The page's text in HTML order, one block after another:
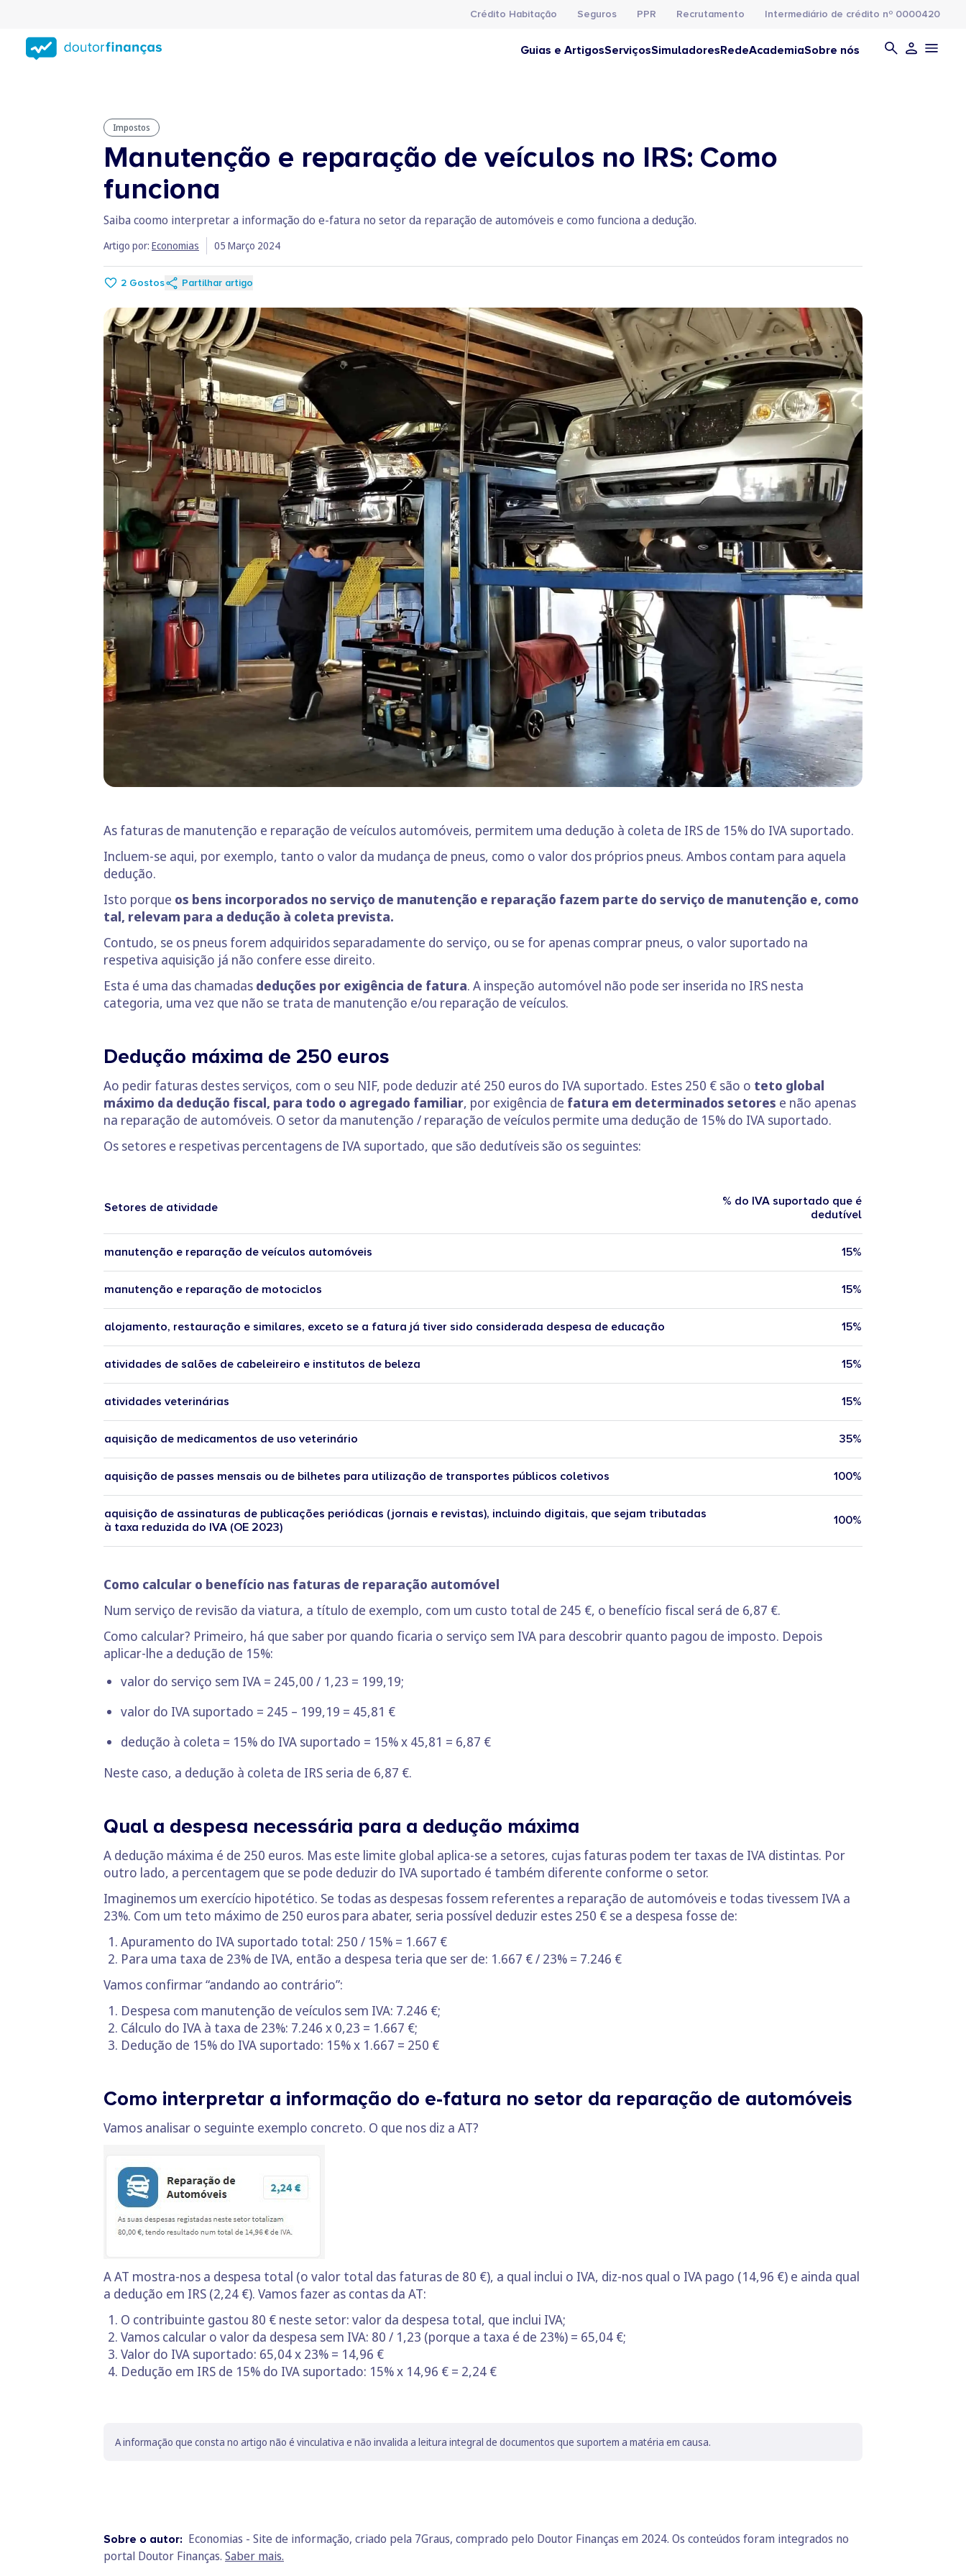
conteúdo
principal
Crédito Habitação Seguros PPR Recrutamento Intermediário de crédito nº 0000420
Guias e ArtigosServiçosSimuladoresRedeAcademiaSobre nós
Impostos
Manutenção e reparação de veículos no IRS: Como
funciona
Saiba coomo interpretar a informação do e-fatura no setor da reparação de automóveis e como funciona a dedução.
Artigo por: Economias 05 Março 2024
2 Gostos Partilhar artigo
As faturas de manutenção e reparação de veículos automóveis, permitem uma dedução à coleta de IRS de 15% do IVA suportado.
Incluem-se aqui, por exemplo, tanto o valor da mudança de pneus, como o valor dos próprios pneus. Ambos contam para aquela
dedução.
Isto porque os bens incorporados no serviço de manutenção e reparação fazem parte do serviço de manutenção e, como
tal, relevam para a dedução à coleta prevista.
Contudo, se os pneus forem adquiridos separadamente do serviço, ou se for apenas comprar pneus, o valor suportado na
respetiva aquisição já não confere esse direito.
Esta é uma das chamadas deduções por exigência de fatura. A inspeção automóvel não pode ser inserida no IRS nesta
categoria, uma vez que não se trata de manutenção e/ou reparação de veículos.
Dedução máxima de 250 euros
Ao pedir faturas destes serviços, com o seu NIF, pode deduzir até 250 euros do IVA suportado. Estes 250 € são o teto global
máximo da dedução fiscal, para todo o agregado familiar, por exigência de fatura em determinados setores e não apenas
na reparação de automóveis. O setor da manutenção / reparação de veículos permite uma dedução de 15% do IVA suportado.
Os setores e respetivas percentagens de IVA suportado, que são dedutíveis são os seguintes:
Setores de atividade
% do IVA suportado que é
dedutível
manutenção e reparação de veículos automóveis 15%
manutenção e reparação de motociclos 15%
alojamento, restauração e similares, exceto se a fatura já tiver sido considerada despesa de educação 15%
atividades de salões de cabeleireiro e institutos de beleza 15%
atividades veterinárias 15%
aquisição de medicamentos de uso veterinário 35%
aquisição de passes mensais ou de bilhetes para utilização de transportes públicos coletivos 100%
aquisição de assinaturas de publicações periódicas (jornais e revistas), incluindo digitais, que sejam tributadas
à taxa reduzida do IVA (OE 2023)
100%
Como calcular o benefício nas faturas de reparação automóvel
Num serviço de revisão da viatura, a título de exemplo, com um custo total de 245 €, o benefício fiscal será de 6,87 €.
Como calcular? Primeiro, há que saber por quando ficaria o serviço sem IVA para descobrir quanto pagou de imposto. Depois
aplicar-lhe a dedução de 15%:
valor do serviço sem IVA = 245,00 / 1,23 = 199,19;
valor do IVA suportado = 245 – 199,19 = 45,81 €
dedução à coleta = 15% do IVA suportado = 15% x 45,81 = 6,87 €
Neste caso, a dedução à coleta de IRS seria de 6,87 €.
Qual a despesa necessária para a dedução máxima
A dedução máxima é de 250 euros. Mas este limite global aplica-se a setores, cujas faturas podem ter taxas de IVA distintas. Por
outro lado, a percentagem que se pode deduzir do IVA suportado é também diferente conforme o setor.
Imaginemos um exercício hipotético. Se todas as despesas fossem referentes a reparação de automóveis e todas tivessem IVA a
23%. Com um teto máximo de 250 euros para abater, seria possível deduzir estes 250 € se a despesa fosse de:
Apuramento do IVA suportado total: 250 / 15% = 1.667 €
Para uma taxa de 23% de IVA, então a despesa teria que ser de: 1.667 € / 23% = 7.246 €
Vamos confirmar “andando ao contrário”:
Despesa com manutenção de veículos sem IVA: 7.246 €;
Cálculo do IVA à taxa de 23%: 7.246 x 0,23 = 1.667 €;
Dedução de 15% do IVA suportado: 15% x 1.667 = 250 €
Como interpretar a informação do e-fatura no setor da reparação de automóveis
Vamos analisar o seguinte exemplo concreto. O que nos diz a AT?
A AT mostra-nos a despesa total (o valor total das faturas de 80 €), a qual inclui o IVA, diz-nos qual o IVA pago (14,96 €) e ainda qual
a dedução em IRS (2,24 €). Vamos fazer as contas da AT:
O contribuinte gastou 80 € neste setor: valor da despesa total, que inclui IVA;
Vamos calcular o valor da despesa sem IVA: 80 / 1,23 (porque a taxa é de 23%) = 65,04 €;
Valor do IVA suportado: 65,04 x 23% = 14,96 €
Dedução em IRS de 15% do IVA suportado: 15% x 14,96 € = 2,24 €
A informação que consta no artigo não é vinculativa e não invalida a leitura integral de documentos que suportem a matéria em causa.
Sobre o autor: Economias - Site de informação, criado pela 7Graus, comprado pelo Doutor Finanças em 2024. Os conteúdos foram integrados no
portal Doutor Finanças. Saber mais.